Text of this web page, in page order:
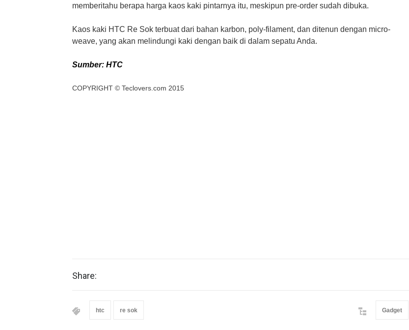
memberitahu berapa harga kaos kaki pintarnya itu, meskipun pre-order sudah dibuka.
Kaos kaki HTC Re Sok terbuat dari bahan karbon, poly-filament, dan ditenun dengan micro-
weave, yang akan melindungi kaki dengan baik di dalam sepatu Anda.
Sumber: HTC
COPYRIGHT © Teclovers.com 2015
Share:
htc re sok Gadget